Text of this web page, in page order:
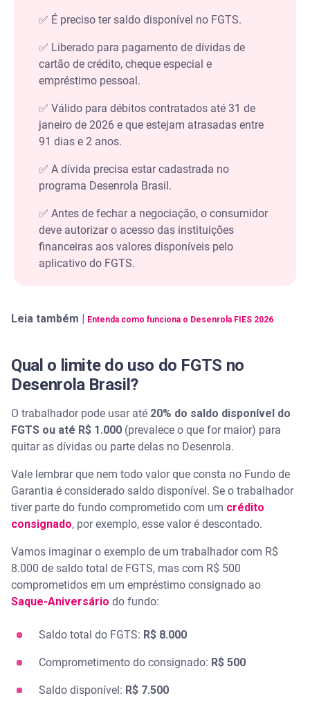
✅ É preciso ter saldo disponível no FGTS.
✅ Liberado para pagamento de dívidas de
cartão de crédito, cheque especial e
empréstimo pessoal.
✅ Válido para débitos contratados até 31 de
janeiro de 2026 e que estejam atrasadas entre
91 dias e 2 anos.
✅ A dívida precisa estar cadastrada no
programa Desenrola Brasil.
✅ Antes de fechar a negociação, o consumidor
deve autorizar o acesso das instituições
financeiras aos valores disponíveis pelo
aplicativo do FGTS.
Leia também | Entenda como funciona o Desenrola FIES 2026
Qual o limite do uso do FGTS no
Desenrola Brasil?
O trabalhador pode usar até 20% do saldo disponível do
FGTS ou até R$ 1.000 (prevalece o que for maior) para
quitar as dívidas ou parte delas no Desenrola.
Vale lembrar que nem todo valor que consta no Fundo de
Garantia é considerado saldo disponível. Se o trabalhador
tiver parte do fundo comprometido com um crédito
consignado, por exemplo, esse valor é descontado.
Vamos imaginar o exemplo de um trabalhador com R$
8.000 de saldo total de FGTS, mas com R$ 500
comprometidos em um empréstimo consignado ao
Saque-Aniversário do fundo:
Saldo total do FGTS: R$ 8.000
Comprometimento do consignado: R$ 500
Saldo disponível: R$ 7.500